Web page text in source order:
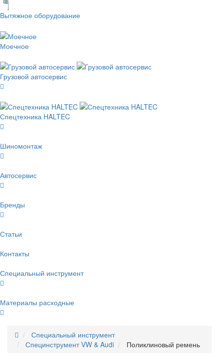
Вытяжное оборудование
Моечное
Грузовой автосервис
Спецтехника HALTEC
Шиномонтаж
Автосервис
Бренды
Статьи
Контакты
Специальный инструмент
Материалы расходные
Специальный инструмент
Специнструмент VW & Audi
Поликлиновый ремень